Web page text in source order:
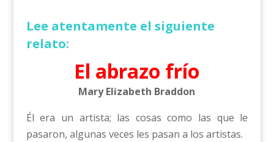
Lee atentamente el siguiente
relato:
El abrazo frío
Mary Elizabeth Braddon
Él era un artista; las cosas como las que le
pasaron, algunas veces les pasan a los artistas.